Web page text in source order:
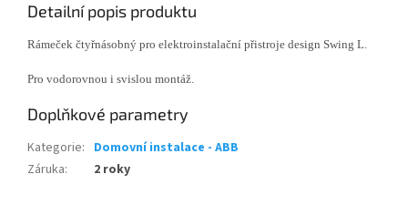
Detailní popis produktu
Rámeček čtyřnásobný pro elektroinstalační přistroje design Swing L.
Pro vodorovnou i svislou montáž.
Doplňkové parametry
Kategorie: Domovní instalace - ABB
Záruka: 2 roky